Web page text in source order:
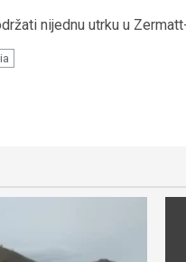
nijednu utrku u